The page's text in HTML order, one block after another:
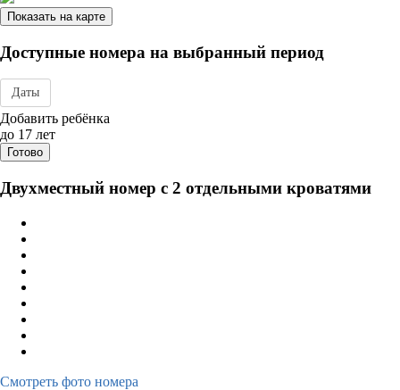
Показать на карте
Доступные номера на выбранный период
Даты
Дата заезда - отъезда
Добавить ребёнка
до 17 лет
Готово
Двухместный номер с 2 отдельными кроватями
Смотреть фото номера